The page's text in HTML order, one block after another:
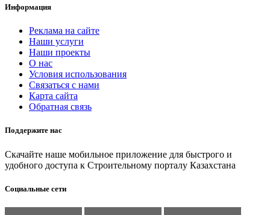
Информация
Реклама на сайте
Наши услуги
Наши проекты
О нас
Условия использования
Связаться с нами
Карта сайта
Обратная связь
Поддержите нас
Скачайте наше мобильное приложение для быстрого и
удобного доступа к Строительному порталу Казахстана
Социальные сети